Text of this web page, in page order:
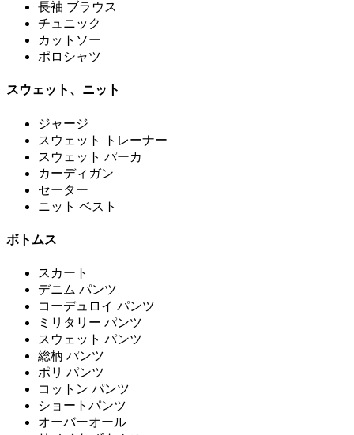
長袖 ブラウス
チュニック
カットソー
ポロシャツ
スウェット、ニット
ジャージ
スウェット トレーナー
スウェット パーカ
カーディガン
セーター
ニット ベスト
ボトムス
スカート
デニム パンツ
コーデュロイ パンツ
ミリタリー パンツ
スウェット パンツ
総柄 パンツ
ポリ パンツ
コットン パンツ
ショートパンツ
オーバーオール